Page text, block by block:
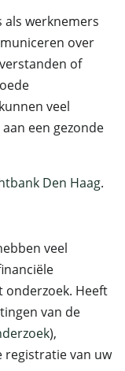
als werknemers
over
of
veel
een gezonde
Den Haag.
veel
onderzoek. Heeft
van de
),
registratie van uw